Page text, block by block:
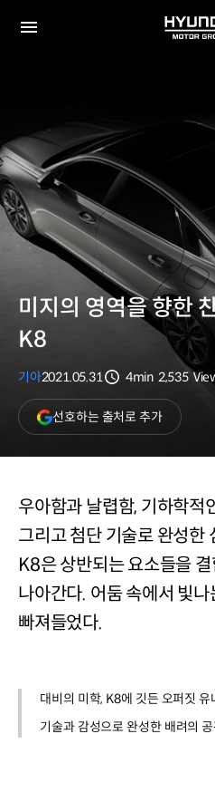
미지의 영역을 향한
K8
기아2021.05.31
4min 2,535
선호하는 출처로 추가(새
창
열림)
우아함과 날렵함, 기하학적
그리고 첨단 기술로 완성한
K8은 상반되는 요소들을
나아간다. 어둠 속에서 빛
빠져들었다.
대비의 미학, K8에 깃든 오퍼짓
기술과 감성으로 완성한 배려의